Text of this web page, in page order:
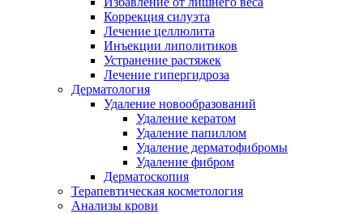
Коррекция силуэта
Лечение целлюлита
Инъекции липолитиков
Устранение растяжек
Лечение гипергидроза
Дерматология
Удаление новообразований
Удаление кератом
Удаление папиллом
Удаление дерматофибромы
Удаление фибром
Дерматоскопия
Терапевтическая косметология
Анализы крови